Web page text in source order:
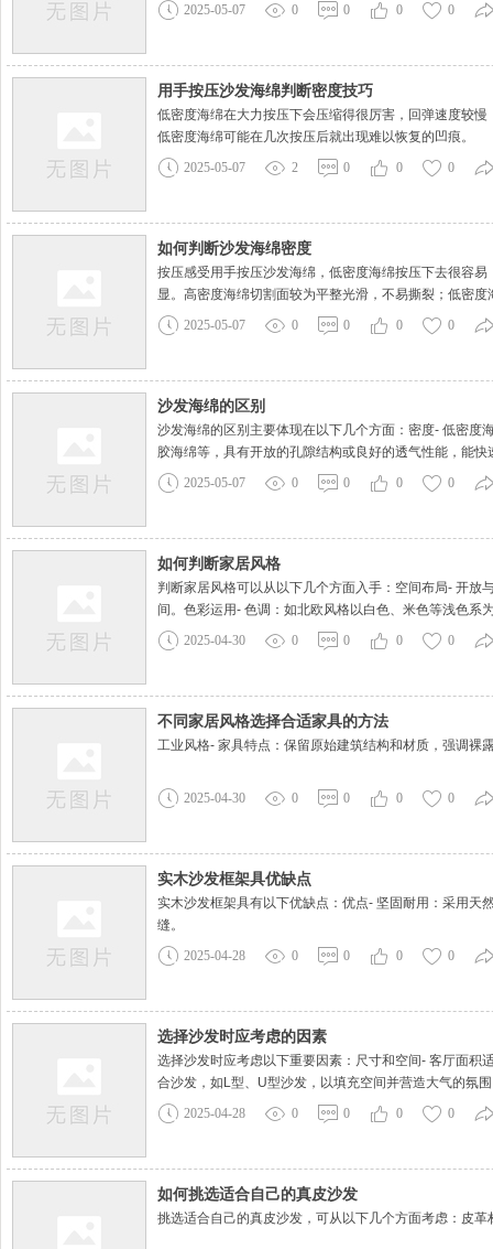
2025-05-07
0 0 0 0
用手按压沙发海绵判断密度技巧
低密度海绵在大力按压下会压缩得很厉害，回弹速度较
低密度海绵可能在几次按压后就出现难以恢复的凹痕。
2025-05-07
2 0 0 0
如何判断沙发海绵密度
按压感受用手按压沙发海绵，低密度海绵按压下去很容
显。高密度海绵切割面较为平整光滑，不易撕裂；低密
2025-05-07
0 0 0 0
沙发海绵的区别
沙发海绵的区别主要体现在以下几个方面：密度- 低密度
胶海绵等，具有开放的孔隙结构或良好的透气性能，能
2025-05-07
0 0 0 0
如何判断家居风格
判断家居风格可以从以下几个方面入手：空间布局- 开
间。色彩运用- 色调：如北欧风格以白色、米色等浅色系
2025-04-30
0 0 0 0
不同家居风格选择合适家具的方法
工业风格- 家具特点：保留原始建筑结构和材质，强调裸
2025-04-30 0 0 0 0
实木沙发框架具优缺点
实木沙发框架具有以下优缺点：优点- 坚固耐用：采用天
缝。
2025-04-28
0 0 0 0
选择沙发时应考虑的因素
选择沙发时应考虑以下重要因素：尺寸和空间- 客厅面积
合沙发，如L型、U型沙发，以填充空间并营造大气的氛
2025-04-28
0 0 0 0
如何挑选适合自己的真皮沙发
挑选适合自己的真皮沙发，可从以下几个方面考虑：皮